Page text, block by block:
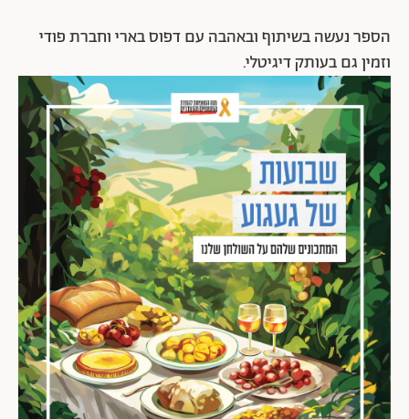
הספר נעשה בשיתוף ובאהבה עם דפוס בארי וחברת פודי
וזמין גם בעותק דיגיטלי.